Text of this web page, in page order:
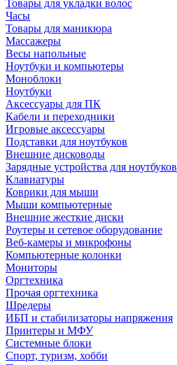
Товары для укладки волос
Часы
Товары для маникюра
Массажеры
Весы напольные
Ноутбуки и компьютеры
Моноблоки
Ноутбуки
Аксессуары для ПК
Кабели и переходники
Игровые аксессуары
Подставки для ноутбуков
Внешние дисководы
Зарядные устройства для ноутбуков
Клавиатуры
Коврики для мыши
Мыши компьютерные
Внешние жесткие диски
Роутеры и сетевое оборудование
Веб-камеры и микрофоны
Компьютерные колонки
Мониторы
Оргтехника
Прочая оргтехника
Шредеры
ИБП и стабилизаторы напряжения
Принтеры и МФУ
Системные блоки
Спорт, туризм, хобби